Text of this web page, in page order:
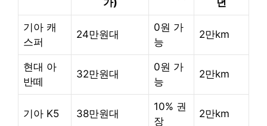
기아 캐
스퍼
24만원대
0원 가
능
2만km
현대 아
반떼
32만원대
0원 가
능
2만km
기아 K5 38만원대
10% 권
장
2만km